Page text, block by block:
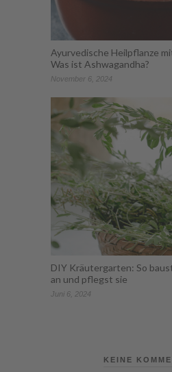
Ayurvedische Heilpflanze
Was ist Ashwagandha?
November 6, 2024
DIY Kräutergarten: So
an und pflegst sie
Juni 6, 2024
KEINE